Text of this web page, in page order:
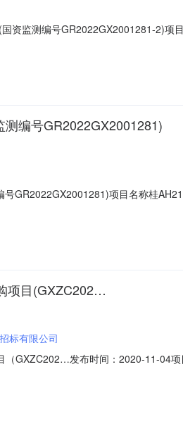
资监测编号GR2022GX2001281-2)项
年审期限2022年01月品牌型号别克牌
编号GR2022GX2001281)
GR2022GX2001281)项目名称桂
月品牌型号别克牌SGM6522UAA2发
项目(GXZC202…
标有限公司
GXZC202…发布时间：2020-11-04
详见附件规格型号详见附件数量详